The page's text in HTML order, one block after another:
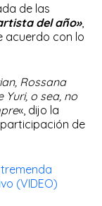
de las
del año»,
acuerdo con lo
Rossana
o sea, no
«, dijo la
de
(VIDEO)